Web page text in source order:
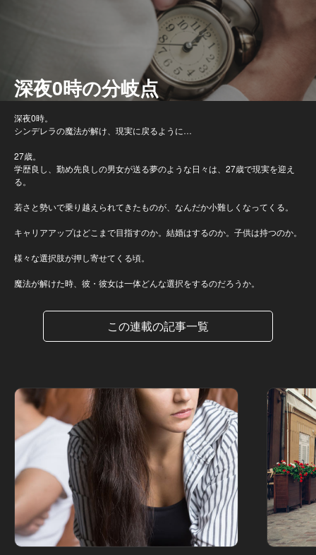
深夜0時の分岐点
深夜0時。
シンデレラの魔法が解け、現実に戻るように…
27歳。
学歴良し、勤め先良しの男女が送る夢のような日々は、27歳で現実を迎え
る。
若さと勢いで乗り越えられてきたものが、なんだか小難しくなってくる。
キャリアアップはどこまで目指すのか。結婚はするのか。子供は持つのか。
様々な選択肢が押し寄せてくる頃。
魔法が解けた時、彼・彼女は一体どんな選択をするのだろうか。
この連載の記事一覧